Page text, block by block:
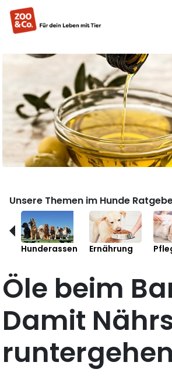
Unsere Themen im Hunde
Hunderassen Ernährung
Öle beim
Damit